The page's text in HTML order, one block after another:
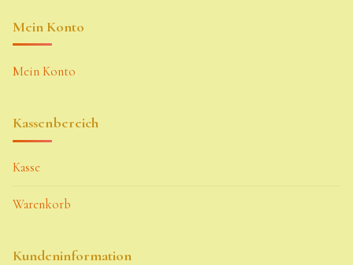
Mein Konto
Mein Konto
Kassenbereich
Kasse
Warenkorb
Kundeninformation